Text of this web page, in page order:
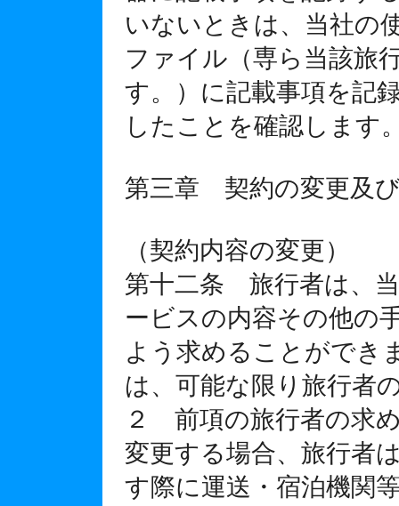
いないときは、当社の
ファイル（専ら当該旅
す。）に記載事項を記
したことを確認します
第三章 契約の変更及
（契約内容の変更）
第十二条 旅行者は、
ービスの内容その他の
よう求めることができ
は、可能な限り旅行者
２ 前項の旅行者の求
変更する場合、旅行者
す際に運送・宿泊機関